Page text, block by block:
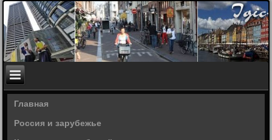
Главная
Россия и зарубежье